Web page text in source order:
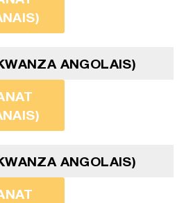
ANGOLAIS)
ANGOLAIS)